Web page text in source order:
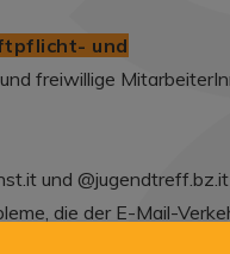
und
freiwillige
und @jugendtreff.bz.it
die der E-Mail-
(pec.jugenddienst.it).